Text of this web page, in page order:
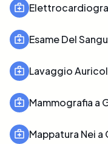
Esame Del
Lavaggio
Mammografia a
Mappatura Nei a